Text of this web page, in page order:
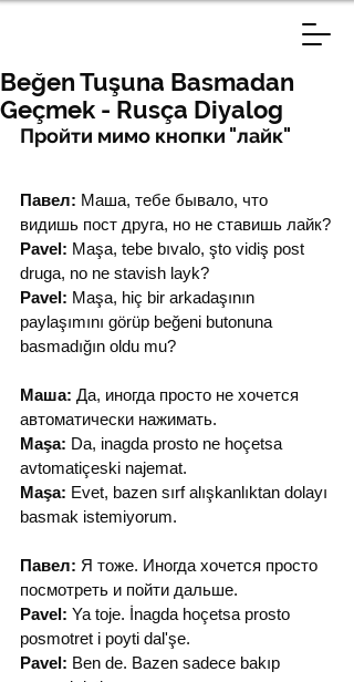
Beğen Tuşuna Basmadan
Geçmek - Rusça Diyalog
Пройти мимо кнопки "лайк"
Павел: Маша, тебе бывало, что
видишь пост друга, но не ставишь лайк?
Pavel: Maşa, tebe bıvalo, şto vidiş post
druga, no ne stavish layk?
Pavel: Maşa, hiç bir arkadaşının
paylaşımını görüp beğeni butonuna
basmadığın oldu mu?
Маша: Да, иногда просто не хочется
автоматически нажимать.
Maşa: Da, inagda prosto ne hoçetsa
avtomatiçeski najemat.
Maşa: Evet, bazen sırf alışkanlıktan dolayı
basmak istemiyorum.
Павел: Я тоже. Иногда хочется просто
посмотреть и пойти дальше.
Pavel: Ya toje. İnagda hoçetsa prosto
posmotret i poyti dal'şe.
Pavel: Ben de. Bazen sadece bakıp